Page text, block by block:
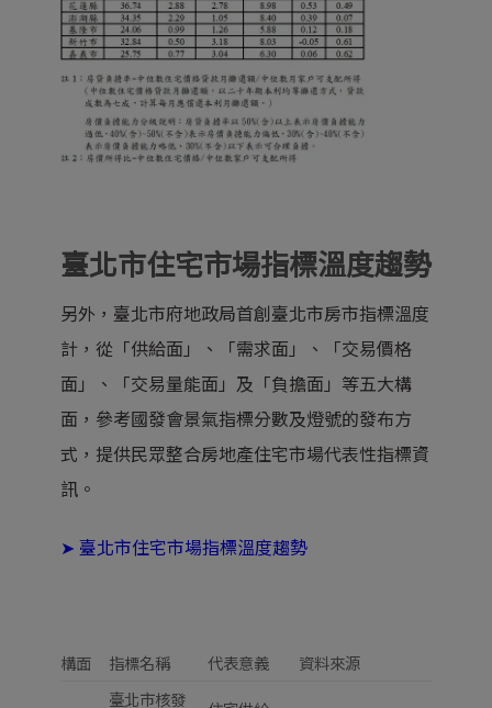
臺北市住宅市場指標溫度趨勢
另外，臺北市府地政局首創臺北市房市指標溫度
計，從「供給面」、「需求面」、「交易價格
面」、「交易量能面」及「負擔面」等五大構
面，參考國發會景氣指標分數及燈號的發布方
式，提供民眾整合房地產住宅市場代表性指標資
訊。
➤ 臺北市住宅市場指標溫度趨勢
構面 指標名稱 代表意義
資料來源
臺北市核發